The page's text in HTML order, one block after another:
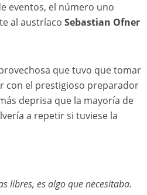
eventos, el número uno
al austríaco Sebastian Ofner
que tuvo que tomar
con el prestigioso preparador
deprisa que la mayoría de
a repetir si tuviese la
libres, es algo que necesitaba.